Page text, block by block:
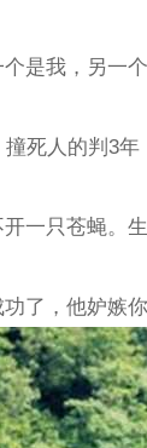
是我，另一个
死人的判3
一只苍蝇。
了，他妒嫉